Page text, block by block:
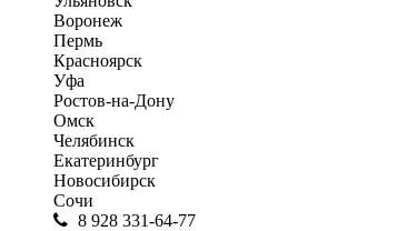
Воронеж
Пермь
Красноярск
Уфа
Ростов-на-Дону
Омск
Челябинск
Екатеринбург
Новосибирск
Сочи
8 928 331-64-77